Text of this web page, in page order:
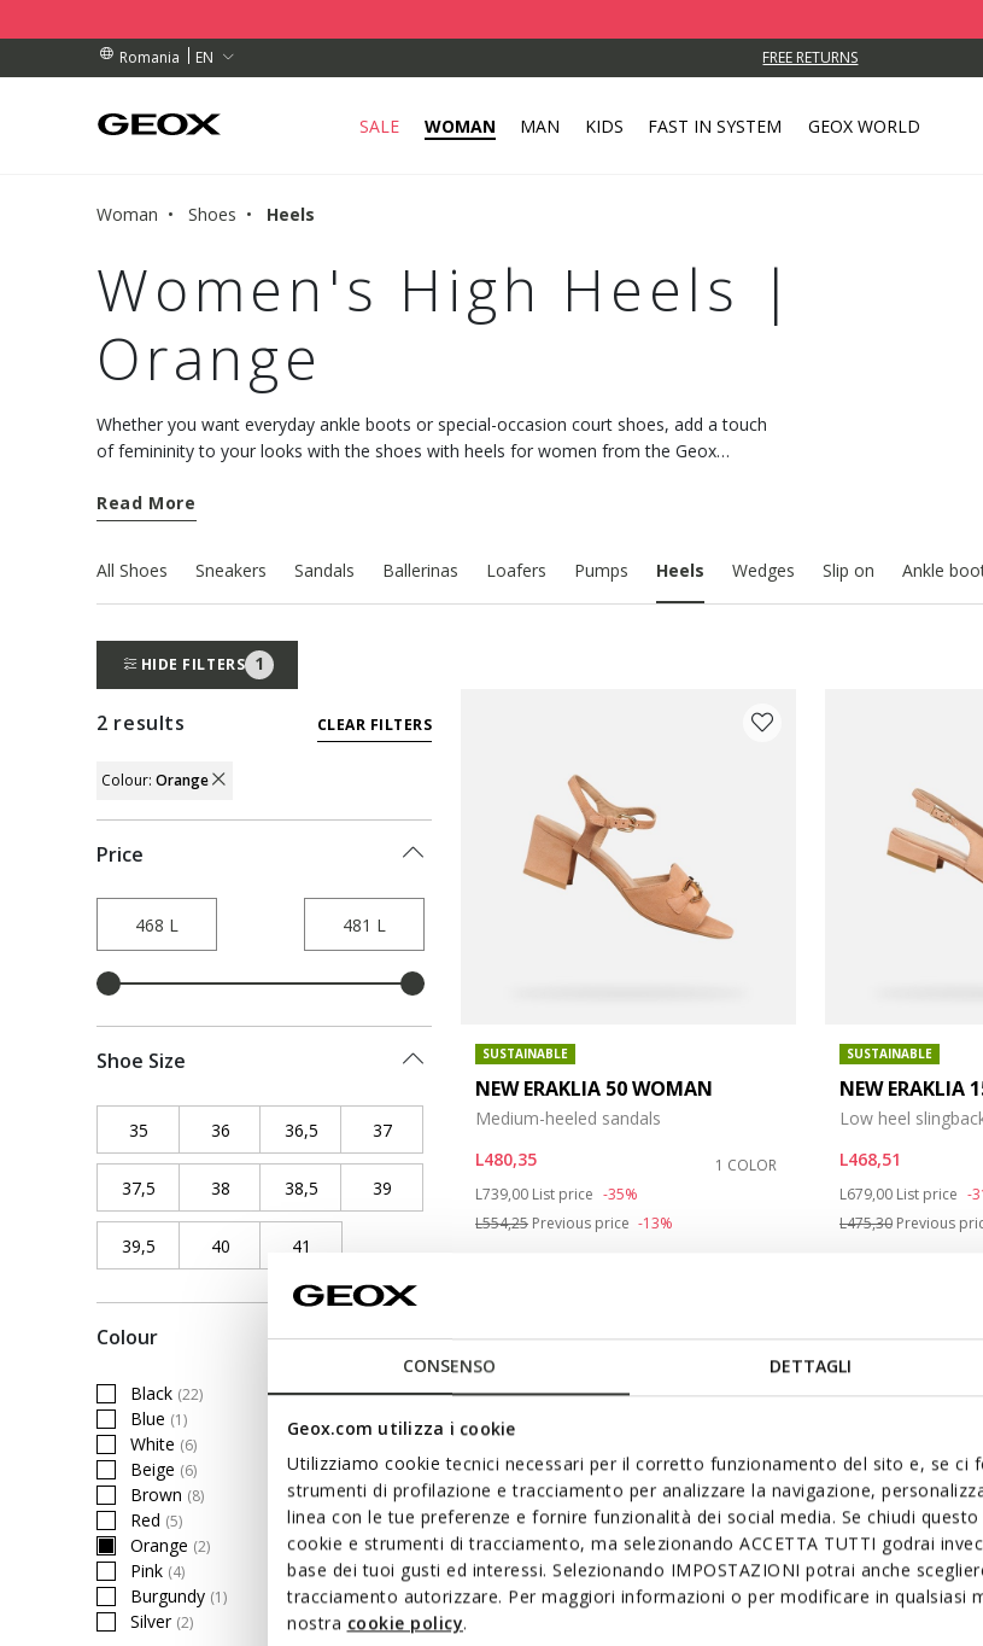
CONSENSO DETTAGLI
Geox.com utilizza i cookie
Utilizziamo cookie tecnici necessari per il corretto funzionamento del sito e, se ci
strumenti di profilazione e tracciamento per analizzare la navigazione,
linea con le tue preferenze e fornire funzionalità dei social media. Se chiudi
cookie e strumenti di tracciamento, ma selezionando ACCETTA TUTTI godrai
base dei tuoi gusti ed interessi. Selezionando IMPOSTAZIONI potrai anche
tracciamento autorizzare. Per maggiori informazioni o per modificare in qualsiasi
nostra cookie policy.
Romania
EN
OVER L 450 FREE RETURNS
OVER L 450
SALE WOMAN MAN KIDS FAST IN SYSTEM GEOX WORLD
Woman Shoes Heels
Women's High Heels |
Orange
Whether you want everyday ankle boots or special-occasion court shoes, add a touch
of femininity to your looks with the shoes with heels for women from the Geox
Read More
All Shoes Sneakers Sandals Ballerinas Loafers Pumps Heels Wedges Slip on Ankle
HIDE FILTERS 1
2 results CLEAR FILTERS
Colour: Orange
REMOVE FILTER CURRENTLY REFINED BY COLOUR: ORANGE
Price
Shoe Size
35 Refine by Shoe Size: 35
36 Refine by Shoe Size: 36
36,5 Refine by Shoe Size: 36,5
37Refine by Shoe Size: 37
37,5 Refine by Shoe Size: 37,5
38 Refine by Shoe Size: 38
38,5 Refine by Shoe Size: 38,5
39 Refine by Shoe Size: 39
39,5 Refine by Shoe Size: 39,5
40 Refine by Shoe Size: 40
41
Colour
Black (22)
Refine by Colour: Black
Blue (1)
Refine by Colour: Blue
White (6)
Refine by Colour: White
Beige (6)
Refine by Colour: Beige
Brown (8)
Refine by Colour: Brown
Red (5)
Refine by Colour: Red
Orange (2)
selected Currently Refined by Colour: Orange
Pink (4)
Refine by Colour: Pink
Burgundy (1)
Refine by Colour: Burgundy
Silver (2)
Refine by Colour: Silver
SUSTAINABLE
NEW ERAKLIA 50 WOMAN
Medium-heeled sandals
L480,35
1 COLOR
Price reduced from
L739,00 to
List price -35%
L554,25 Previous price -13%
SUSTAINABLE
NEW ERAKLIA
Low heel
L468,51
Price reduced from
L679,00 to
List price -
L475,30Previous